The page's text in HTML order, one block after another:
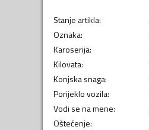
Stanje artikla:
Oznaka:
Karoserija:
Kilovata:
Konjska snaga:
Porijeklo vozila:
Vodi se na mene:
Oštećenje: